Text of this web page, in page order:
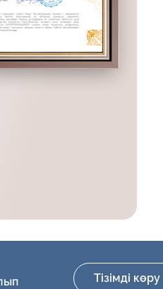
Тізімді көру